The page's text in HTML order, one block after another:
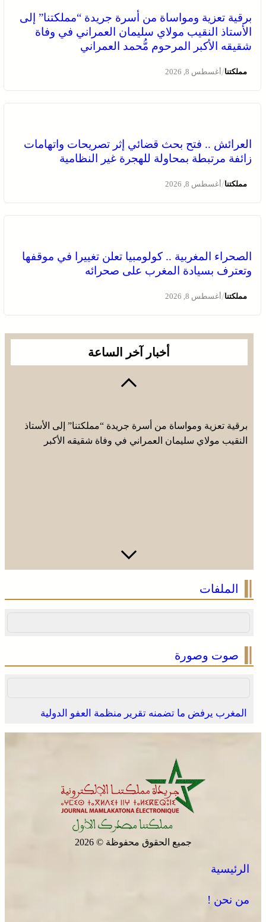
برقية تعزية ومواساة من أسرة جريدة “مملكتنا” إلى
الأستاذ النقيب مولاي سليمان العمراني في وفاة
شقيقه الأكبر المرحوم مُّحمد العمراني
مملكتنا/أغسطس 8, 2026
العرائش .. فتح بحث قضائي إثر تصريحات واتهامات
زائفة مرتبطة بمحاولة للهجرة غير النظامية
مملكتنا/أغسطس 8, 2026
الصحراء المغربية .. كولومبيا تعلن تغييرا في موقفها
وتعترف بسيادة المغرب على صحرائه
مملكتنا/أغسطس 8, 2026
أخبار آخر الساعة
برقية تعزية ومواساة من أسرة جريدة “مملكتنا” إلى الأستاذ
النقيب مولاي سليمان العمراني في وفاة شقيقه الأكبر
الملفات
صوت وصورة
المغرب يرفض ما تضمنه تقرير منظمة العفو الدولية
جميع الحقوق محفوظة © 2026
الرئيسية
من نحن !